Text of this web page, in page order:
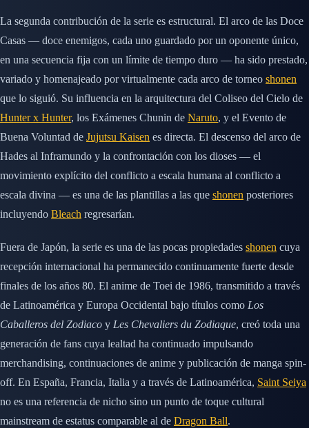
La segunda contribución de la serie es estructural. El arco de las Doce
Casas — doce enemigos, cada uno guardado por un oponente único,
en una secuencia fija con un límite de tiempo duro — ha sido prestado,
variado y homenajeado por virtualmente cada arco de torneo shonen
que lo siguió. Su influencia en la arquitectura del Coliseo del Cielo de
Hunter x Hunter, los Exámenes Chunin de Naruto, y el Evento de
Buena Voluntad de Jujutsu Kaisen es directa. El descenso del arco de
Hades al Inframundo y la confrontación con los dioses — el
movimiento explícito del conflicto a escala humana al conflicto a
escala divina — es una de las plantillas a las que shonen posteriores
incluyendo Bleach regresarían.
Fuera de Japón, la serie es una de las pocas propiedades shonen cuya
recepción internacional ha permanecido continuamente fuerte desde
finales de los años 80. El anime de Toei de 1986, transmitido a través
de Latinoamérica y Europa Occidental bajo títulos como Los
Caballeros del Zodiaco y Les Chevaliers du Zodiaque, creó toda una
generación de fans cuya lealtad ha continuado impulsando
merchandising, continuaciones de anime y publicación de manga spin-
off. En España, Francia, Italia y a través de Latinoamérica, Saint Seiya
no es una referencia de nicho sino un punto de toque cultural
mainstream de estatus comparable al de Dragon Ball.